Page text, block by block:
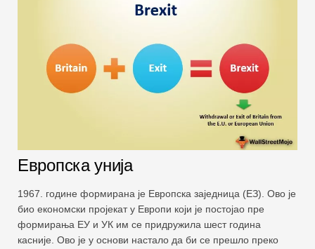
Европска унија
1967. године формирана је Европска заједница (ЕЗ). Ово је
био економски пројекат у Европи који је постојао пре
формирања ЕУ и УК им се придружила шест година
касније. Ово је у основи настало да би се прешло преко